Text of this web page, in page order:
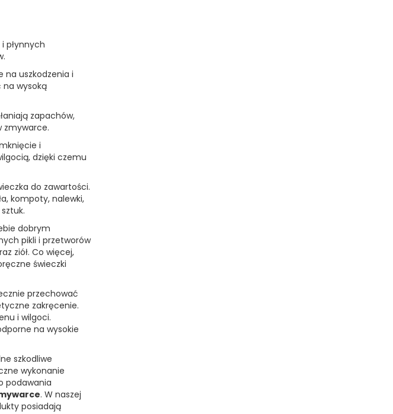
płynnych
na uszkodzenia i
na wysoką
zapachów,
zmywarce.
i
dzięki czemu
do zawartości.
kompoty, nalewki,
dobrym
pikli i przetworów
ziół. Co więcej,
świeczki
przechować
zakręcenie.
i wilgoci.
na wysokie
szkodliwe
wykonanie
podawania
. W naszej
posiadają